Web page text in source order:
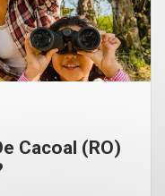
Cacoal (RO)